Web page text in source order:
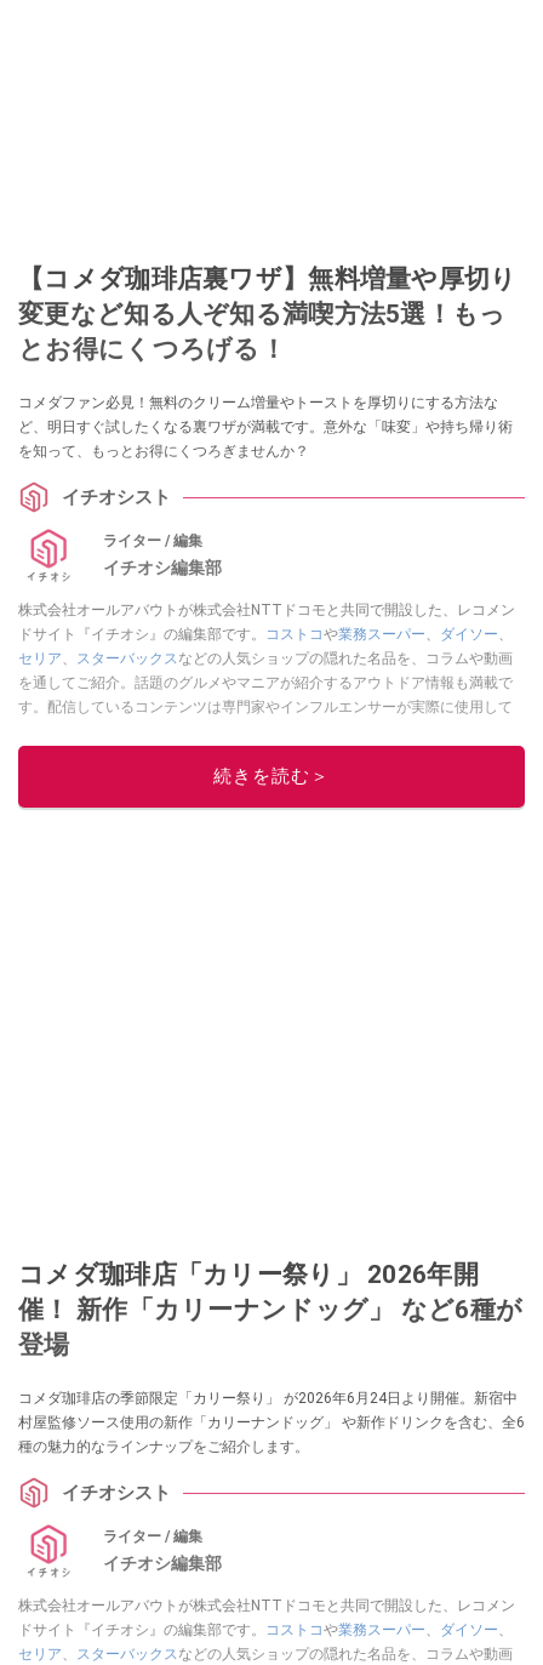
【コメダ珈琲店裏ワザ】無料増量や厚切り
変更など知る人ぞ知る満喫方法5選！もっ
とお得にくつろげる！
コメダファン必見！無料のクリーム増量やトーストを厚切りにする方法な
ど、明日すぐ試したくなる裏ワザが満載です。意外な「味変」や持ち帰り術
を知って、もっとお得にくつろぎませんか？
イチオシスト
ライター / 編集
イチオシ編集部
株式会社オールアバウトが株式会社NTTドコモと共同で開設した、レコメン
ドサイト『イチオシ』の編集部です。
コストコや業務スーパー、 ダイソー、
セリア、 スターバックスなどの人気ショップの隠れた名品を、コラムや動画
を通してご紹介。話題のグルメやマニアが紹介するアウトドア情報も満載で
す。配信しているコンテンツは専門家やインフルエンサーが実際に使用して
ニュースでフォロー
続きを読む＞
コメダ珈琲店「カリー祭り」 2026年開
催！ 新作「カリーナンドッグ」 など6種が
登場
コメダ珈琲店の季節限定「カリー祭り」 が2026年6月24日より開催。新宿中
村屋監修ソース使用の新作「カリーナンドッグ」 や新作ドリンクを含む、全6
種の魅力的なラインナップをご紹介します。
イチオシスト
ライター / 編集
イチオシ編集部
株式会社オールアバウトが株式会社NTTドコモと共同で開設した、レコメン
ドサイト『イチオシ』の編集部です。
コストコや業務スーパー、 ダイソー、
セリア、 スターバックスなどの人気ショップの隠れた名品を、コラムや動画